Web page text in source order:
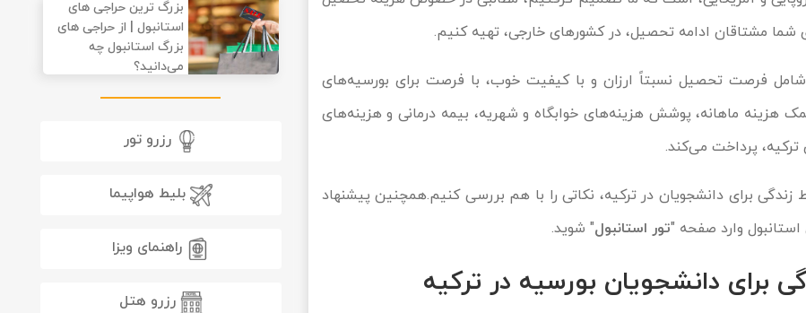
شما مشتاقان ادامه تحصیل، در کشورهای خارجی، تهیه کنیم.
شامل فرصت تحصیل نسبتاً ارزان و با کیفیت خوب، با فرصت برای بورسیه‌های
ماهانه، پوشش هزینه‌های خوابگاه و شهریه، بیمه درمانی و هزینه‌های
ترکیه، پرداخت می‌کند.
زندگی برای دانشجویان در ترکیه، نکاتی را با هم بررسی کنیم.همچنین پیشنهاد
وارد صفحه "تور استانبول" شوید.
برای دانشجویان بورسیه در ترکیه
بزرگ ترین حراجی های
استانبول | از حراجی های
بزرگ استانبول چه
می‌دانید؟
رزرو تور
بلیط هواپیما
راهنمای ویزا
رزرو هتل